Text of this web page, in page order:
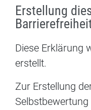
Erstellung
Diese Erklärung
erstellt.
Zur Erstellung